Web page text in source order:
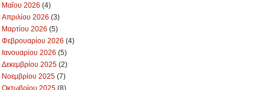
Μαΐου 2026 (4)
Απριλίου 2026 (3)
Μαρτίου 2026 (5)
Φεβρουαρίου 2026 (4)
Ιανουαρίου 2026 (5)
Δεκεμβρίου 2025 (2)
Νοεμβρίου 2025 (7)